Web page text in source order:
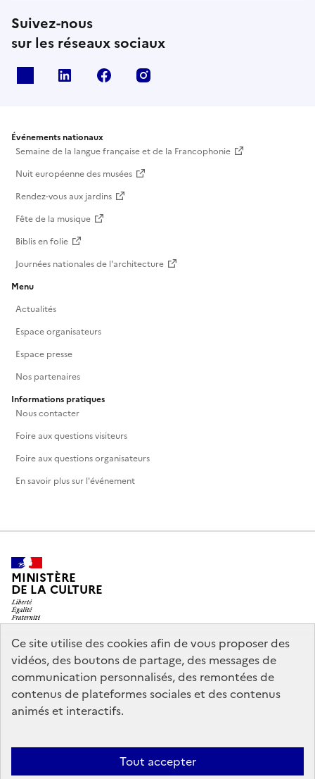
Ce site utilise des cookies afin de vous proposer des
vidéos, des boutons de partage, des messages de
communication personnalisés, des remontées de
contenus de plateformes sociales et des contenus
animés et interactifs.
Tout accepter
Suivez-nous
sur les réseaux sociaux
Linkedin Facebook
Événements nationaux
Semaine de la langue française et de la Francophonie
Nuit européenne des musées
Rendez-vous aux jardins
Fête de la musique
Biblis en folie
Journées nationales de l'architecture
Menu
Actualités
Espace organisateurs
Espace presse
Nos partenaires
Informations pratiques
Nous contacter
Foire aux questions visiteurs
Foire aux questions organisateurs
En savoir plus sur l'événement
MINISTÈRE
DE LA CULTURE
legifrance.gouv.fr
info.gouv.fr
service-public.gouv.fr
data.gouv.fr
Mentions légales